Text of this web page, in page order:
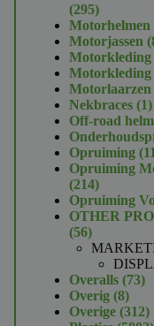
295295
Motorhelmen
Motorjassen
Motorkleding
Motorkleding
Motorlaarzen
Nekbraces 11
Off-road
Opruiming
Opruiming
214214
Opruiming
OTHER
5656
producten
Overalls 7373
Overig 88
Overige 312